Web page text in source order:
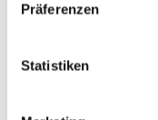
Präferenzen
Statistiken
Copyright: © Swiss